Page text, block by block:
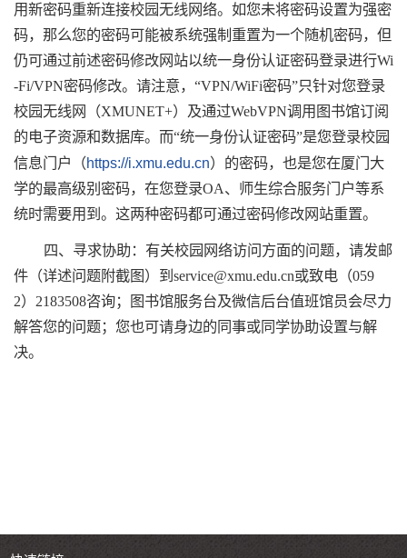
用新密码重新连接校园无线网络。如您未将密码设置为强密
码，那么您的密码可能被系统强制重置为一个随机密码，但
仍可通过前述密码修改网站以统一身份认证密码登录进行Wi
-Fi/VPN密码修改。请注意，“VPN/WiFi密码”只针对您登录
校园无线网（XMUNET+）及通过WebVPN调用图书馆订阅
的电子资源和数据库。而“统一身份认证密码”是您登录校园
信息门户（https://i.xmu.edu.cn）的密码，也是您在厦门大
学的最高级别密码，在您登录OA、师生综合服务门户等系
统时需要用到。这两种密码都可通过密码修改网站重置。
四、寻求协助：有关校园网络访问方面的问题，请发邮
件（详述问题附截图）到service@xmu.edu.cn或致电（059
2）2183508咨询；图书馆服务台及微信后台值班馆员会尽力
解答您的问题；您也可请身边的同事或同学协助设置与解
决。